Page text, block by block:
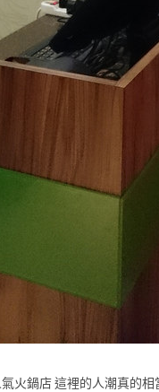
火鍋店 這裡的人潮真的相